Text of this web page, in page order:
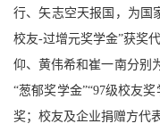
行、矢志空天报国，为国
校友-过增元奖学金”获奖
仰、黄伟希和崔一南分别
“葱郁奖学金”“97级校友
奖；校友及企业捐赠方代